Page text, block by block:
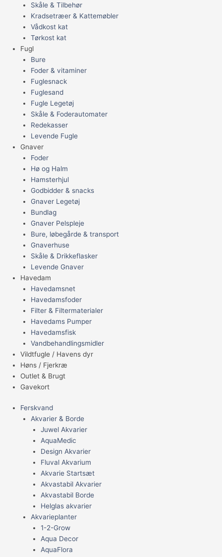
Skåle & Tilbehør
Kradsetræer & Kattemøbler
Vådkost kat
Tørkost kat
Fugl
Bure
Foder & vitaminer
Fuglesnack
Fuglesand
Fugle Legetøj
Skåle & Foderautomater
Redekasser
Levende Fugle
Gnaver
Foder
Hø og Halm
Hamsterhjul
Godbidder & snacks
Gnaver Legetøj
Bundlag
Gnaver Pelspleje
Bure, løbegårde & transport
Gnaverhuse
Skåle & Drikkeflasker
Levende Gnaver
Havedam
Havedamsnet
Havedamsfoder
Filter & Filtermaterialer
Havedams Pumper
Havedamsfisk
Vandbehandlingsmidler
Vildtfugle / Havens dyr
Høns / Fjerkræ
Outlet & Brugt
Gavekort
Ferskvand
Akvarier & Borde
Juwel Akvarier
AquaMedic
Design Akvarier
Fluval Akvarium
Akvarie Startsæt
Akvastabil Akvarier
Akvastabil Borde
Helglas akvarier
Akvarieplanter
1-2-Grow
Aqua Decor
AquaFlora